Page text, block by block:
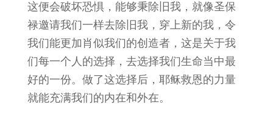
这便会破坏恐惧，能够秉除旧我，就像圣保
禄邀请我们一样去除旧我，穿上新的我，令
我们能更加肖似我们的创造者，这是关于我
们每一个人的选择，去选择我们生命当中最
好的一份。做了这选择后，耶稣救恩的力量
就能充满我们的内在和外在。